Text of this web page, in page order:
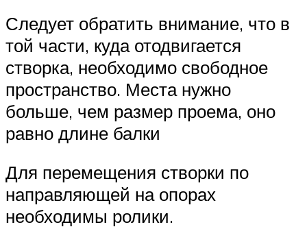
Следует обратить внимание, что в
той части, куда отодвигается
створка, необходимо свободное
пространство. Места нужно
больше, чем размер проема, оно
равно длине балки
Для перемещения створки по
направляющей на опорах
необходимы ролики.